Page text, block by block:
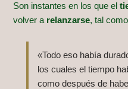
Son instantes en los que el
volver a relanzarse, tal
«Todo eso había
los cuales el tiempo
como después de